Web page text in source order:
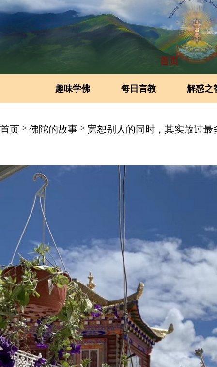
首页
趣味学佛 每日言教 解惑之
首页 > 佛陀的故事 > 宽恕别人的同时，其实放过最